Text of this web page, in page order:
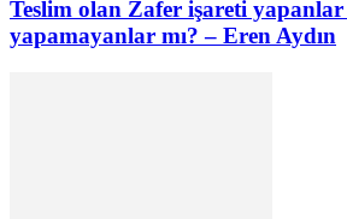
Teslim olan Zafer işareti yapanlar
yapamayanlar mı? – Eren Aydın